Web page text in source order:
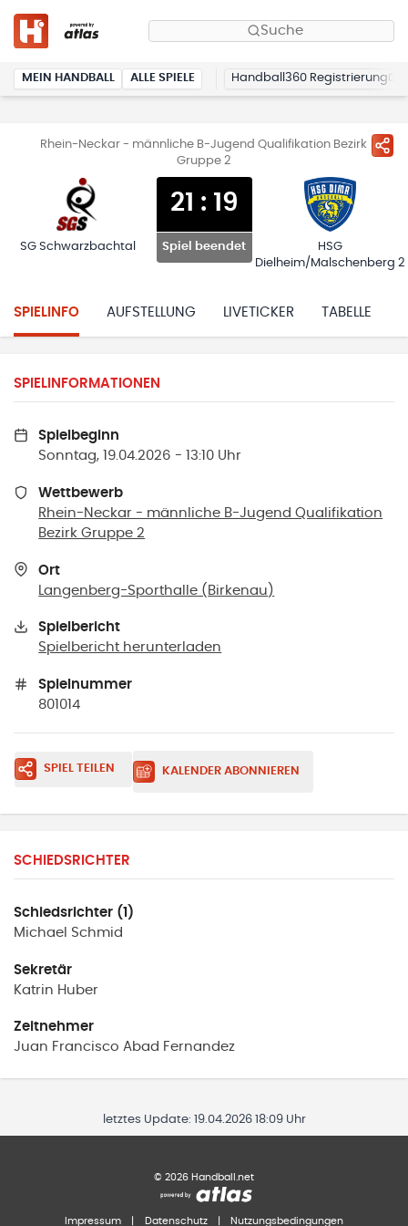
Suche
MEIN HANDBALL ALLE SPIELE Handball360 Registrierung
Rhein-Neckar - männliche B-Jugend Qualifikation Bezirk
Gruppe 2
SG Schwarzbachtal
21 : 19
Spiel beendet
HSG
Dielheim/Malschenberg 2
SPIELINFO AUFSTELLUNG LIVETICKER TABELLE
SPIELINFORMATIONEN
Spielbeginn
Sonntag, 19.04.2026 - 13:10 Uhr
Wettbewerb
Rhein-Neckar - männliche B-Jugend Qualifikation
Bezirk Gruppe 2
Ort
Langenberg-Sporthalle ( Birkenau )
Spielbericht
Spielbericht herunterladen
Spielnummer
801014
SPIEL TEILEN KALENDER ABONNIEREN
SCHIEDSRICHTER
Schiedsrichter (1)
Michael Schmid
Sekretär
Katrin Huber
Zeitnehmer
Juan Francisco Abad Fernandez
letztes Update: 19.04.2026 18:09 Uhr
© 2026 Handball.net
Impressum Datenschutz Nutzungsbedingungen